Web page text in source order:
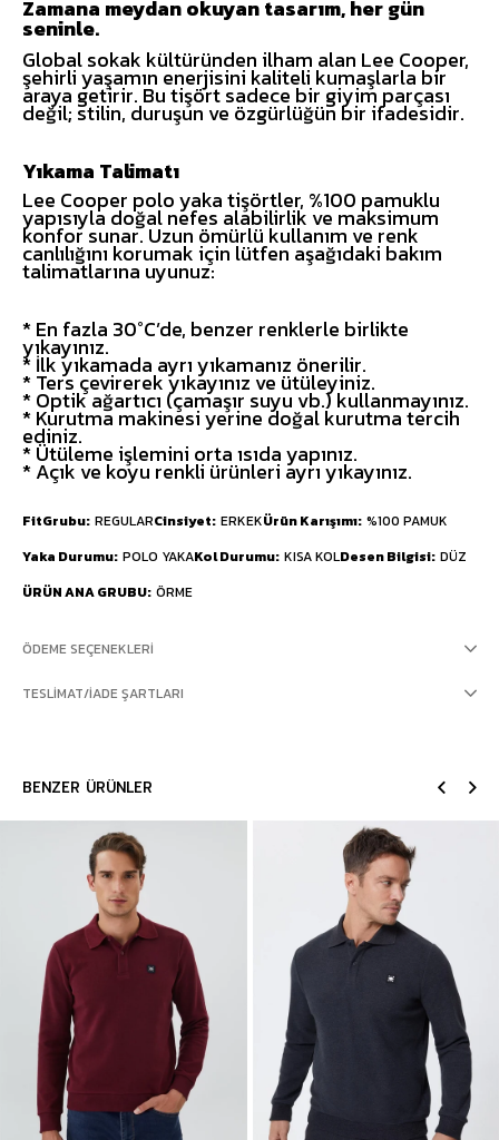
Zamana meydan okuyan tasarım, her gün
seninle.
Global sokak kültüründen ilham alan Lee Cooper,
şehirli yaşamın enerjisini kaliteli kumaşlarla bir
araya getirir. Bu tişört sadece bir giyim parçası
değil; stilin, duruşun ve özgürlüğün bir ifadesidir.
Yıkama Talimatı
Lee Cooper polo yaka tişörtler, %100 pamuklu
yapısıyla doğal nefes alabilirlik ve maksimum
konfor sunar. Uzun ömürlü kullanım ve renk
canlılığını korumak için lütfen aşağıdaki bakım
talimatlarına uyunuz:
* En fazla 30°C’de, benzer renklerle birlikte
yıkayınız.
* İlk yıkamada ayrı yıkamanız önerilir.
* Ters çevirerek yıkayınız ve ütüleyiniz.
* Optik ağartıcı (çamaşır suyu vb.) kullanmayınız.
* Kurutma makinesi yerine doğal kurutma tercih
ediniz.
* Ütüleme işlemini orta ısıda yapınız.
* Açık ve koyu renkli ürünleri ayrı yıkayınız.
FitGrubu REGULARCinsiyet ERKEKÜrün Karışımı %100 PAMUK
Yaka Durumu POLO YAKAKol Durumu KISA KOLDesen Bilgisi DÜZ
ÜRÜN ANA GRUBU ÖRME
ÖDEME SEÇENEKLERI
TESLIMAT/İADE ŞARTLARI
BENZER ÜRÜNLER